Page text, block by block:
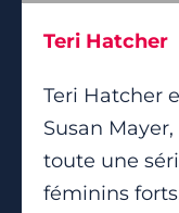
Teri Hatcher
Teri Hatcher
Susan
toute une
féminins